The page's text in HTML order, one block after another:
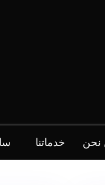
نحن خدماتنا